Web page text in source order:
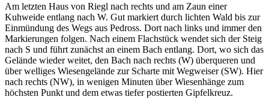
Am letzten Haus von Riegl nach rechts und am Zaun einer
Kuhweide entlang nach W. Gut markiert durch lichten Wald bis zur
Einmündung des Wegs aus Pedross. Dort nach links und immer den
Markierungen folgen. Nach einem Flachstück wendet sich der Steig
nach S und führt zunächst an einem Bach entlang. Dort, wo sich das
Gelände wieder weitet, den Bach nach rechts (W) überqueren und
über welliges Wiesengelände zur Scharte mit Wegweiser (SW). Hier
nach rechts (NW), in wenigen Minuten über Wiesenhänge zum
höchsten Punkt und dem etwas tiefer postierten Gipfelkreuz.